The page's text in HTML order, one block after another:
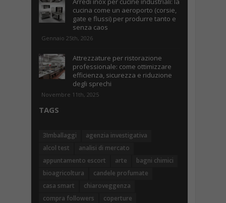
cucina come un aeroporto (corsie,
gate e flussi) per produrre tanto e
senza caos
Gennaio 25th, 2026
Attrezzature per ristorazione
professionale: come ottimizzare
efficienza, sicurezza e riduzione
degli sprechi
Novembre 11th, 2025
TAGS
3Imballaggi
agenzia investigativa
alcol test
analisi di mercato
appuntamento escort
arte
bagni chimici
bioagricoltura
candele profumate
casa smart
chiaroveggenza
compra followers
coperture